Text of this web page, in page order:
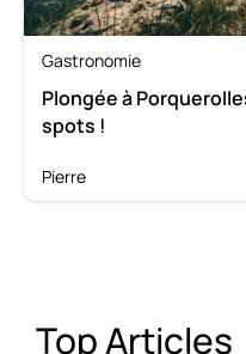
Gastronomie
Plongée à
spots !
Pierre
Top Articles